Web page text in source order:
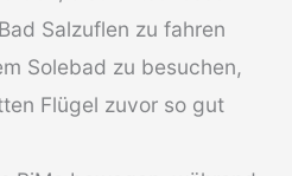
Salzuflen zu fahren
Solebad zu besuchen,
Flügel zuvor so gut